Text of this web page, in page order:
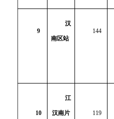
9
汉
南区站
144
10
江
汉南片 119